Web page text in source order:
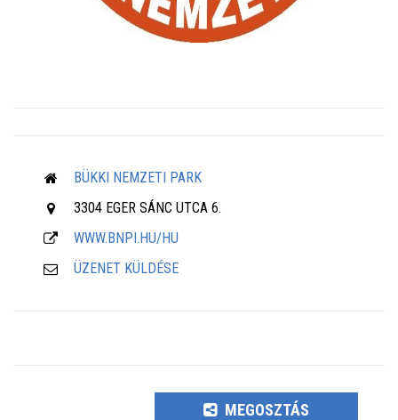
BÜKKI NEMZETI PARK
3304 EGER SÁNC UTCA 6.
WWW.BNPI.HU/HU
ÜZENET KÜLDÉSE
MEGOSZTÁS